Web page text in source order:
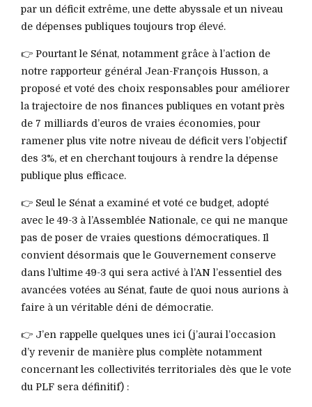
par un déficit extrême, une dette abyssale et un niveau
de dépenses publiques toujours trop élevé.
👉 Pourtant le Sénat, notamment grâce à l’action de
notre rapporteur général Jean-François Husson, a
proposé et voté des choix responsables pour améliorer
la trajectoire de nos finances publiques en votant près
de 7 milliards d’euros de vraies économies, pour
ramener plus vite notre niveau de déficit vers l’objectif
des 3%, et en cherchant toujours à rendre la dépense
publique plus efficace.
👉 Seul le Sénat a examiné et voté ce budget, adopté
avec le 49-3 à l’Assemblée Nationale, ce qui ne manque
pas de poser de vraies questions démocratiques. Il
convient désormais que le Gouvernement conserve
dans l’ultime 49-3 qui sera activé à l’AN l’essentiel des
avancées votées au Sénat, faute de quoi nous aurions à
faire à un véritable déni de démocratie.
👉 J’en rappelle quelques unes ici (j’aurai l’occasion
d’y revenir de manière plus complète notamment
concernant les collectivités territoriales dès que le vote
du PLF sera définitif) :